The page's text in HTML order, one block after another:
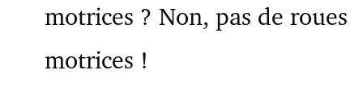
motrices ? Non, pas de roues
motrices !